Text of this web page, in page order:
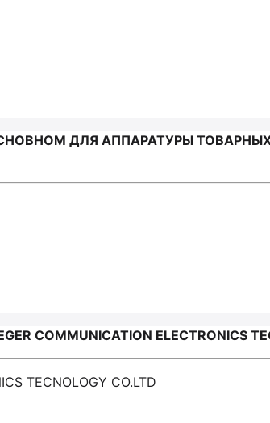
ДЛЯ АППАРАТУРЫ
ELECTRONICS
TECNOLOGY CO.LTD